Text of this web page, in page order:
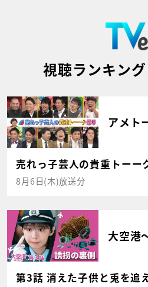
視聴ランキング
アメト
売れっ子芸人の貴重トーー
8月6日(木)放送分
大空港
第3話 消えた子供と兎を追